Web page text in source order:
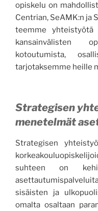
opiskelu on
Centrian, SeAMK:n ja
teemme yhteistyötä
kansainvälisten
kotoutumista,
tarjotaksemme heille
Strategisen
menetelmät
Strategisen
suhteen on
sisäisten ja
omalta osaltaan